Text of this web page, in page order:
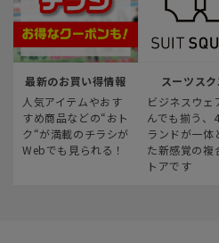
最新のお買い得情報
人気アイテムやおす
すめ商品などの“おト
ク“が満載のチラシが
Webでも見られる！
スーツスク
ビジネスウェ
んでも揃う、
ランドが一体
た新感覚の複
トアです